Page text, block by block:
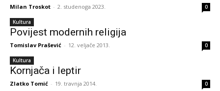
Milan Troskot - 2. studenoga 2023. 0
Kultura
Povijest modernih religija
Tomislav Prašević - 12. veljače 2013. 0
Kultura
Kornjača i leptir
Zlatko Tomić - 19. travnja 2014. 0